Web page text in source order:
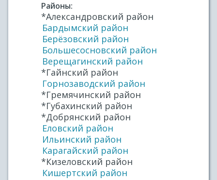
Районы:
*Александровский район
Бардымский район
Берёзовский район
Большесосновский район
Верещагинский район
*Гайнский район
Горнозаводский район
*Гремячинский район
*Губахинский район
*Добрянский район
Еловский район
Ильинский район
Карагайский район
*Кизеловский район
Кишертский район